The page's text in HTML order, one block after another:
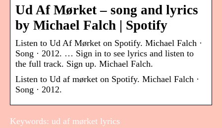
Ud Af Mørket – song and lyrics
by Michael Falch | Spotify
Listen to Ud Af Mørket on Spotify. Michael Falch ·
Song · 2012. … Sign in to see lyrics and listen to
the full track. Sign up. Michael Falch.
Listen to Ud af mørket on Spotify. Michael Falch ·
Song · 2012.
Keywords: ud af mørket lyrics